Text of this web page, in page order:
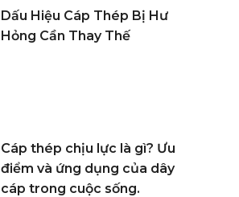
Dấu Hiệu Cáp Thép Bị Hư
Hỏng Cần Thay Thế
Cáp thép chịu lực là gì? Ưu
điểm và ứng dụng của dây
cáp trong cuộc sống.